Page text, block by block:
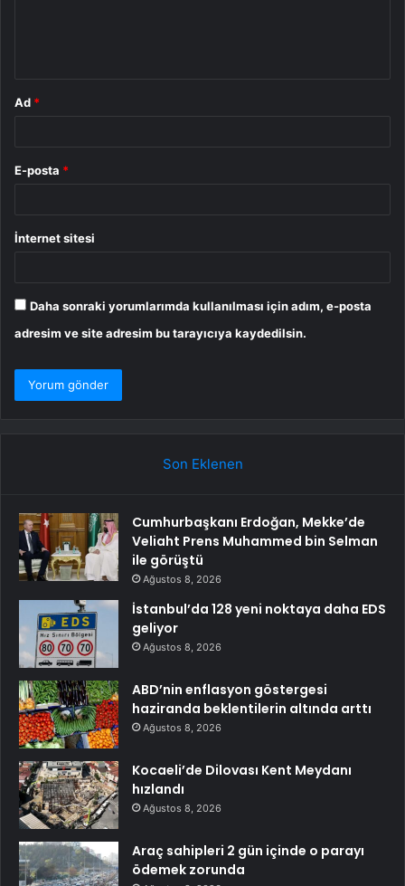
Ad *
E-posta *
İnternet sitesi
Daha sonraki yorumlarımda kullanılması için adım, e-posta
adresim ve site adresim bu tarayıcıya kaydedilsin.
Son Eklenen
Cumhurbaşkanı Erdoğan, Mekke’de
Veliaht Prens Muhammed bin Selman
ile görüştü
Ağustos 8, 2026
İstanbul’da 128 yeni noktaya daha EDS
geliyor
Ağustos 8, 2026
ABD’nin enflasyon göstergesi
haziranda beklentilerin altında arttı
Ağustos 8, 2026
Kocaeli’de Dilovası Kent Meydanı
hızlandı
Ağustos 8, 2026
Araç sahipleri 2 gün içinde o parayı
ödemek zorunda